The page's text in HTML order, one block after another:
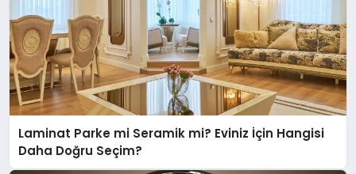
Laminat Parke mi Seramik mi? Eviniz İçin Hangisi
Daha Doğru Seçim?